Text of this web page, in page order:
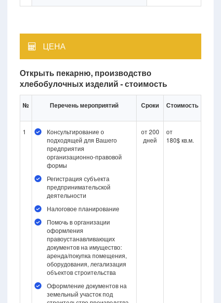
ЦЕНА
Открыть пекарню, производство
хлебобулочных изделий - стоимость
№ Перечень мероприятий Сроки Стоимость
1
Консультирование о
подходящей для Вашего
предприятия
организационно-правовой
формы
Регистрация субъекта
предпринимательской
деятельности
Налоговое планирование
Помочь в организации
оформления
правоустанавливающих
документов на имущество:
аренда/покупка помещения,
оборудования, легализация
объектов строительства
Оформление документов на
земельный участок под
от 200
дней
от
180$ кв.м.